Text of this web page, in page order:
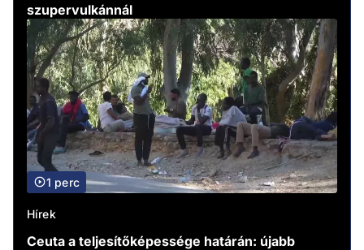
szupervulkánnál
1 perc
Hírek
Ceuta a teljesítőképessége határán: újabb